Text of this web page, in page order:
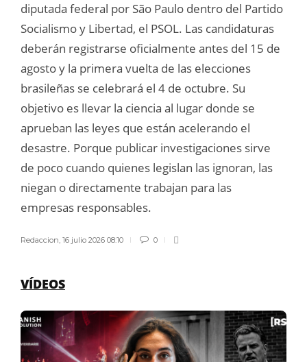
diputada federal por São Paulo dentro del Partido
Socialismo y Libertad, el PSOL. Las candidaturas
deberán registrarse oficialmente antes del 15 de
agosto y la primera vuelta de las elecciones
brasileñas se celebrará el 4 de octubre. Su
objetivo es llevar la ciencia al lugar donde se
aprueban las leyes que están acelerando el
desastre. Porque publicar investigaciones sirve
de poco cuando quienes legislan las ignoran, las
niegan o directamente trabajan para las
empresas responsables.
Redaccion, 16 julio 2026 08:10 0
VÍDEOS